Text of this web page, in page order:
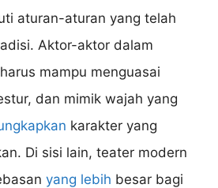
aturan-aturan yang telah
Aktor-aktor dalam
mampu menguasai
dan mimik wajah yang
karakter yang
Di sisi lain, teater modern
yang lebih besar bagi